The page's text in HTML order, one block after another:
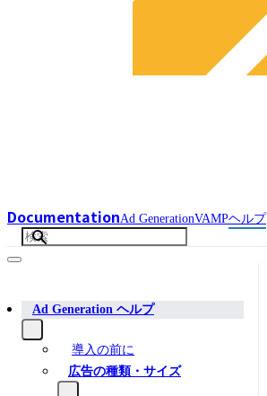
DocumentationAd GenerationVAMPヘルプ
Ad Generation ヘルプ
導入の前に
広告の種類・サイズ